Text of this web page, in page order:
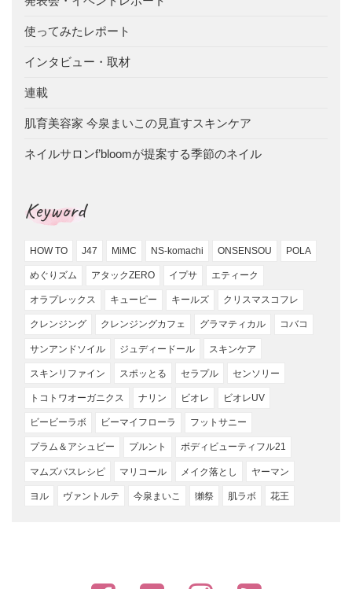
使ってみたレポート
インタビュー・取材
連載
肌育美容家 今泉まいこの見直すスキンケア
ネイルサロンf’bloomが提案する季節のネイル
Keyword
HOW TO J47 MiMC NS-komachi ONSENSOU POLA
めぐりズム アタックZERO イプサ エティーク
オラプレックス キューピー キールズ クリスマスコフレ
クレンジング クレンジングカフェ グラマティカル コバコ
サンアンドソイル ジュディードール スキンケア
スキンリファイン スポッとる セラプル センソリー
トコトワオーガニクス ナリン ビオレ ビオレUV
ビービーラボ ビーマイフローラ フットサニー
プラム＆アシュビー プルント ボディビューティフル21
マムズバスレシピ マリコール メイク落とし ヤーマン
ヨル ヴァントルテ 今泉まいこ 獺祭 肌ラボ 花王